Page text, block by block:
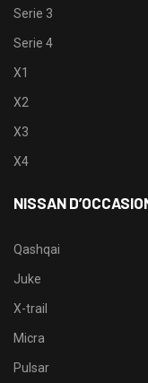
Serie 3
Serie 4
X1
X2
X3
X4
NISSAN
Qashqai
Juke
X-trail
Micra
Pulsar